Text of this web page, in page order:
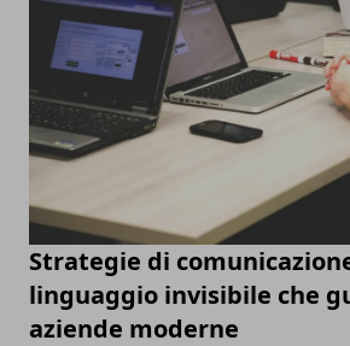
Strategie di
linguaggio invisibile che
aziende moderne